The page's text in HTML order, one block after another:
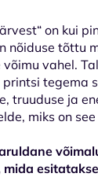
on kui
nõiduse tõttu
vahel.
tegema
truuduse ja
miks on